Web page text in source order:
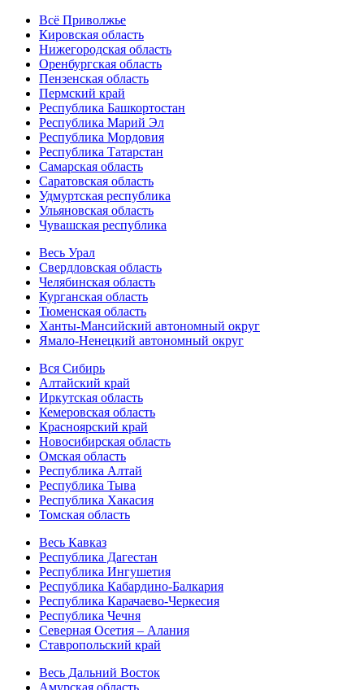
Всё Приволжье
Кировская область
Нижегородская область
Оренбургская область
Пензенская область
Пермский край
Республика Башкортостан
Республика Марий Эл
Республика Мордовия
Республика Татарстан
Самарская область
Саратовская область
Удмуртская республика
Ульяновская область
Чувашская республика
Весь Урал
Свердловская область
Челябинская область
Курганская область
Тюменская область
Ханты-Мансийский автономный округ
Ямало-Ненецкий автономный округ
Вся Сибирь
Алтайский край
Иркутская область
Кемеровская область
Красноярский край
Новосибирская область
Омская область
Республика Алтай
Республика Тыва
Республика Хакасия
Томская область
Весь Кавказ
Республика Дагестан
Республика Ингушетия
Республика Кабардино-Балкария
Республика Карачаево-Черкесия
Республика Чечня
Северная Осетия – Алания
Ставропольский край
Весь Дальний Восток
Амурская область